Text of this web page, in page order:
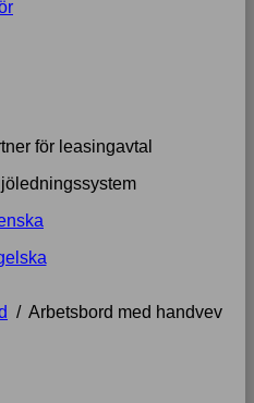
för leasingavtal
/ Arbetsbord med handvev